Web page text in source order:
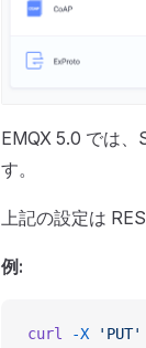
EMQX 5.0 では
す。
上記の設定は
例:
curl -X 'PUT'